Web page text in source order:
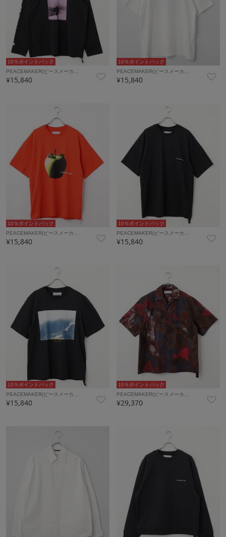
10％ポイントバック
PEACEMAKER(ピースメーカ…
¥15,840
10％ポイントバック
PEACEMAKER(ピースメーカ…
¥15,840
10％ポイントバック
PEACEMAKER(ピースメーカ…
¥15,840
10％ポイントバック
PEACEMAKER(ピースメーカ…
¥15,840
10％ポイントバック
PEACEMAKER(ピースメーカ…
¥15,840
10％ポイントバック
PEACEMAKER(ピースメーカ…
¥29,370